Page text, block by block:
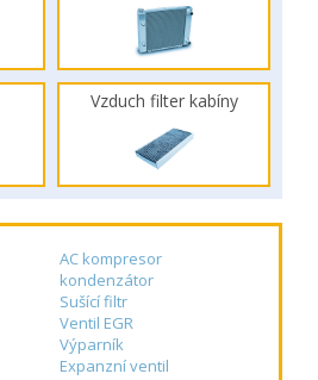
Vzduch filter kabíny
AC kompresor
kondenzátor
Sušící filtr
Ventil EGR
Výparník
Expanzní ventil